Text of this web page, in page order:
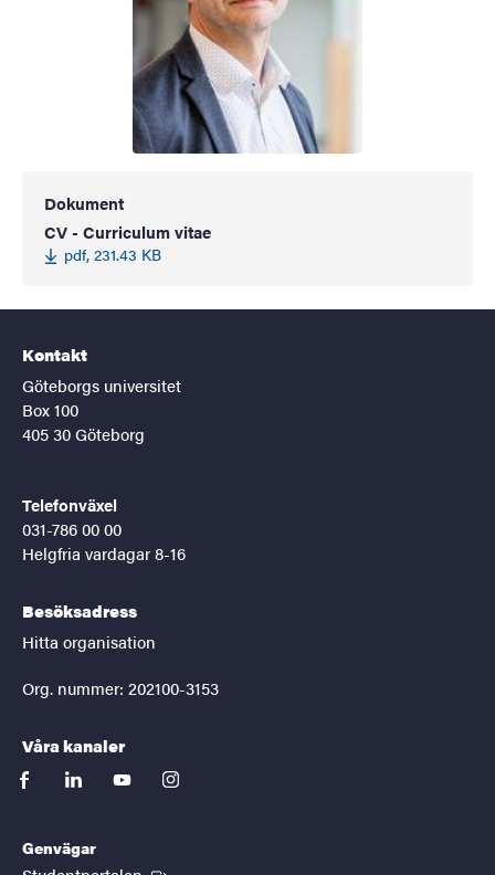
Dokument
CV - Curriculum vitae
pdf, 231.43 KB
Kontakt
Göteborgs universitet
Box 100
405 30 Göteborg
Telefonväxel
031-786 00 00
Helgfria vardagar 8-16
Besöksadress
Hitta organisation
Org. nummer: 202100-3153
Våra kanaler
facebooklinkedinyoutubeinstagram
Genvägar